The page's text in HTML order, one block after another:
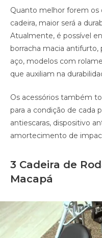
Quanto melhor forem os
cadeira, maior será a
Atualmente, é possível
borracha macia antifurto,
aço, modelos com
que auxiliam na
Os acessórios também
para a condição de cada
antiescaras, dispositivo
amortecimento de
3 Cadeira de
Macapá